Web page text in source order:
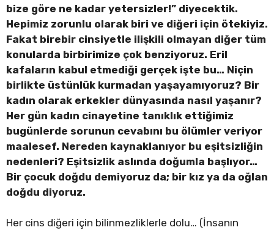
bize göre ne kadar yetersizler!” diyecektik.
Hepimiz zorunlu olarak biri ve diğeri için ötekiyiz.
Fakat birebir cinsiyetle ilişkili olmayan diğer tüm
konularda birbirimize çok benziyoruz. Eril
kafaların kabul etmediği gerçek işte bu… Niçin
birlikte üstünlük kurmadan yaşayamıyoruz? Bir
kadın olarak erkekler dünyasında nasıl yaşanır?
Her gün kadın cinayetine tanıklık ettiğimiz
bugünlerde sorunun cevabını bu ölümler veriyor
maalesef. Nereden kaynaklanıyor bu eşitsizliğin
nedenleri? Eşitsizlik aslında doğumla başlıyor…
Bir çocuk doğdu demiyoruz da; bir kız ya da oğlan
doğdu diyoruz.
Her cins diğeri için bilinmezliklerle dolu… (İnsanın